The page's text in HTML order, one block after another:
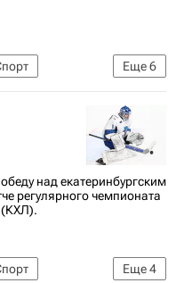
Еще6
над екатеринбургским
регулярного чемпионата
(КХЛ).
Еще4